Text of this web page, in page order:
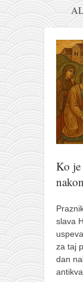
ishranom do
moj haiku
momenti i
bonus sadržaj
Svetlopis
zakonopravilo
duhovni otac
pravoslavlje
zabranjena
ćirilica
porodične
umesto tvitera
kalendar
azbuki i
Ko je
slava
za taj
dan